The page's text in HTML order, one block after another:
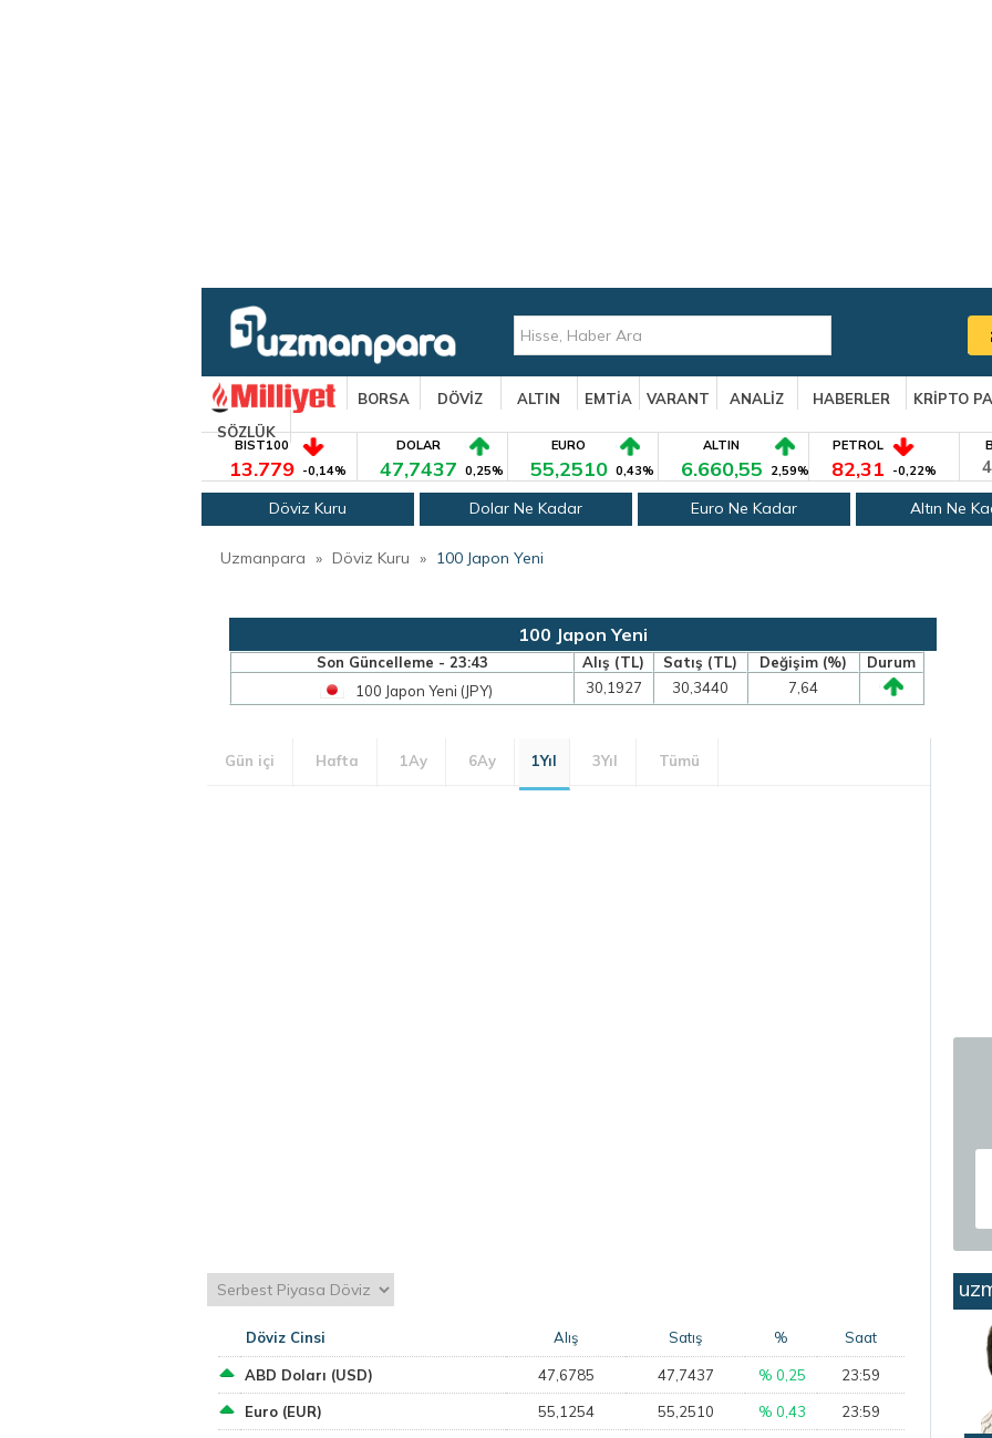
BORSA DÖVİZ ALTIN EMTİA VARANT ANALİZ HABERLER KRİPTO
SÖZLÜK
BIST100
13.779 -0,14%
DOLAR
47,7437 0,25%
EURO
55,2510 0,43%
ALTIN
6.660,55 2,59%
PETROL
82,31 -0,22%
Döviz Kuru Dolar Ne Kadar Euro Ne Kadar Altın Ne
Uzmanpara » Döviz Kuru » 100 Japon Yeni
100 Japon Yeni
Son Güncelleme - 23:43 Alış (TL) Satış (TL) Değişim (%)
Durum
100 Japon Yeni (JPY)
30,1927 30,3440 7,64
Gün içi Hafta 1Ay 6Ay 1Yıl 3Yıl Tümü
Döviz Cinsi Alış Satış % Saat
ABD Doları (USD) 47,6785 47,7437 % 0,25 23:59
Euro (EUR) 55,1254 55,2510 % 0,43 23:59